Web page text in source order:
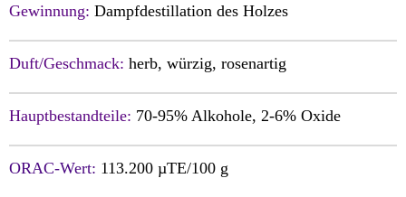
Gewinnung: Dampfdestillation des Holzes
Duft/Geschmack: herb, würzig, rosenartig
Hauptbestandteile: 70-95% Alkohole, 2-6% Oxide
ORAC-Wert: 113.200 µTE/100 g